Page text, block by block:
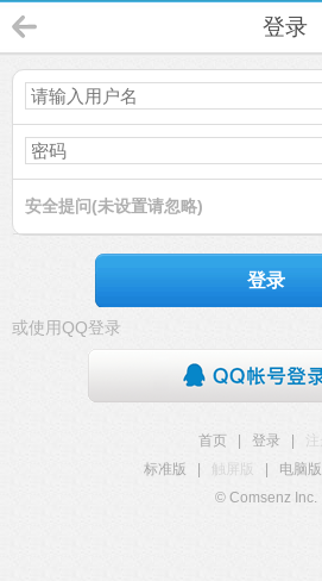
登录
安全提问(未设置请忽略)
登录
或使用QQ登录
首页 登录
注
标准版
触屏版 电脑版
© Comsenz Inc.